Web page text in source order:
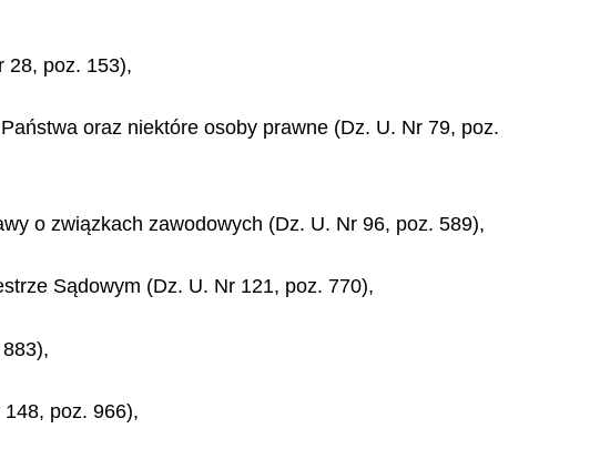
28, poz. 153),
oraz niektóre osoby prawne (Dz. U. Nr 79, poz.
o związkach zawodowych (Dz. U. Nr 96, poz. 589),
Sądowym (Dz. U. Nr 121, poz. 770),
poz. 966),